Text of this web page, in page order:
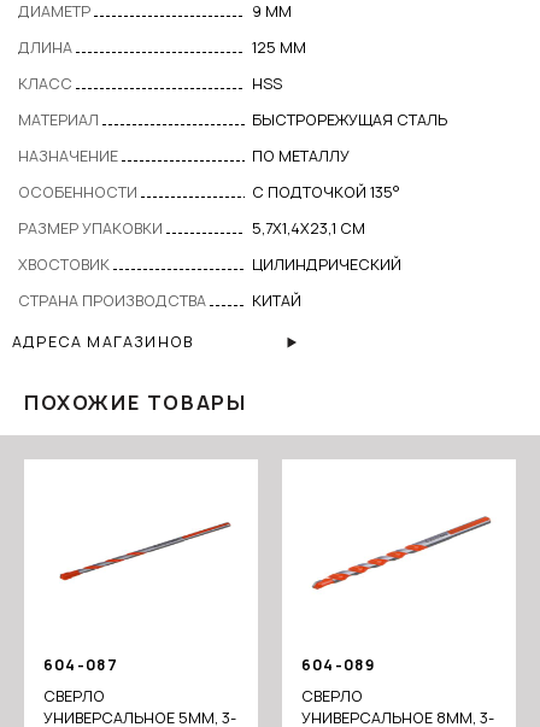
ДИАМЕТР
9 ММ
ДЛИНА
125 ММ
КЛАСС
HSS
МАТЕРИАЛ
БЫСТРОРЕЖУЩАЯ СТАЛЬ
НАЗНАЧЕНИЕ
ПО МЕТАЛЛУ
ОСОБЕННОСТИ
С ПОДТОЧКОЙ 135°
РАЗМЕР УПАКОВКИ
5,7Х1,4Х23,1 СМ
ХВОСТОВИК
ЦИЛИНДРИЧЕСКИЙ
СТРАНА ПРОИЗВОДСТВА
КИТАЙ
АДРЕСА МАГАЗИНОВ
ПОХОЖИЕ ТОВАРЫ
604-087
СВЕРЛО
УНИВЕРСАЛЬНОЕ 5ММ, 3-
604-089
СВЕРЛО
УНИВЕРСАЛЬНОЕ 8ММ, 3-